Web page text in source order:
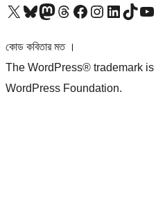
আমাদের X (আগের টুইটার) অ্যাকাউন্টে যানআমাদের Bluesky অ্যাকাউন্টটি দেখুনআমাদের মাস্টোডন অ্যাকাউন্টটি দেখুনআমাদের থ্রেডস অ্যাকাউন্টটি দেখুনআমাদের ফেসবুক পেজ দেখুনআমাদের ইন্সটাগ্রাম অ্যাকাউন্ট দেখুনআমাদের লিঙ্কডইন অ্যাকাউন্টে যানআমাদের TikTok অ্যাকাউন্টটি দেখুনআমাদের ইউটিউব চ্যানেলে যান
কোড কবিতার মত ।
The WordPress® trademark
WordPress Foundation.